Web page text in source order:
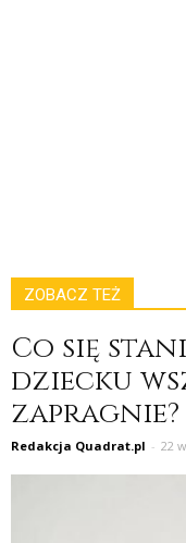
ZOBACZ TEŻ
Co się
dziecku
zapragnie?
Redakcja Quadrat.pl - 22